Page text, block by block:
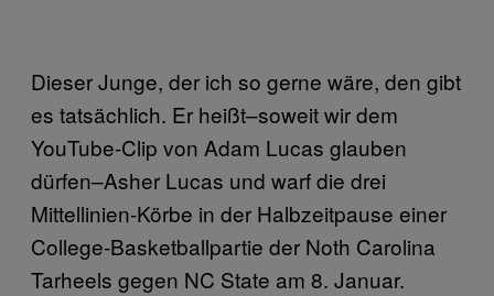
Dieser Junge, der ich so gerne wäre, den gibt
es tatsächlich. Er heißt–soweit wir dem
YouTube-Clip von Adam Lucas glauben
dürfen–Asher Lucas und warf die drei
Mittellinien-Körbe in der Halbzeitpause einer
College-Basketballpartie der Noth Carolina
Tarheels gegen NC State am 8. Januar.